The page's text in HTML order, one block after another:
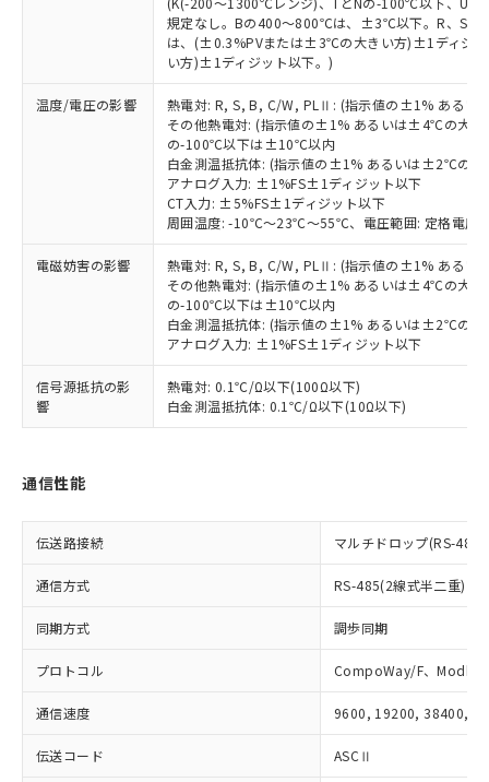
規定なし。Bの400～800℃は、±3℃以下。R、S
は、(±0.3%PVまたは±3℃の大きい方)±1ディジ
い方)±1ディジット以下。)
温度/電圧の影響
熱電対: R, S, B, C/W, PLⅡ: (指示値の±1% ある
その他熱電対: (指示値の±1% あるいは±4℃の大き
の-100℃以下は±10℃以内
白金測温抵抗体: (指示値の±1% あるいは±2℃の大
アナログ入力: ±1%FS±1ディジット以下
CT入力: ±5%FS±1ディジット以下
周囲温度: -10℃～23℃～55℃、電圧範囲: 定格電圧
電磁妨害の影響
熱電対: R, S, B, C/W, PLⅡ: (指示値の±1% ある
その他熱電対: (指示値の±1% あるいは±4℃の大き
の-100℃以下は±10℃以内
白金測温抵抗体: (指示値の±1% あるいは±2℃の大
アナログ入力: ±1%FS±1ディジット以下
信号源抵抗の影
響
熱電対: 0.1℃/Ω以下(100Ω以下)
白金測温抵抗体: 0.1℃/Ω以下(10Ω以下)
通信性能
伝送路接続 マルチドロップ(RS-485)
通信方式 RS-485(2線式半二重)
同期方式 調歩同期
プロトコル CompoWay/F、Modbus
通信速度 9600, 19200, 38400,
伝送コード ASCⅡ
了承ください。
正式な納期状況および標準価格はお客
様のお取引先、またはお客様担当のオ
ムロン制御機器販売店・当社販売員に
ご相談ください。
オムロン制御機器販売店や当社販売拠
点は「販売ネットワーク
」をご確認
ください。
在庫状況および標準価格結果を当社の
事前の承諾なく第三者に漏洩または開
示しないようお願いします。
マイパーツ機能（部品リスト作成サー
ビス）をご利用いただくには、I-Web
メンバーズにご登録されている必要が
あります。
お客様が当ウェブサイト上で当社にご
登録された部品リストについて、当社
および当社の共同利用者が、当社の製
品・サービスに関するお客様との取
の共同利用に関して"
の「1.共同利
用者の範囲」に記載されている法人を
類(PBB) 1000ppm以下、ポリ臭化ジフェニルエーテル類
(PBDE) 1000ppm以下、フタル酸ビス(2-エチルヘキシ
ル) (DEHP)(別名：DOP) 1000ppm以下、フタル酸ブチ
ルベンジル（BBP） 1000ppm以下、フタル酸ジブチル
（DBP） 1000ppm以下、フタル酸ジイソブチル
(DIBP) 1000ppm以下
但し、RoHS指令で産業用監視および制御機器に対する
適用除外項目は除く。
フタル酸エステル類の４物質については閾値を超える意
図的な使用がないことを確認しています。
※2 対応予定月
部品在庫の切り替え状況などにより、予定
月が前後することがあります。
※3 非含有証明書ダウンロード
下記の非含有証明書をダウンロードするこ
※本証明書は発行日時点で非含有を証明す
るもので、過去に遡って非含有を証明する
ものではありません。
また、RoHS指令のフタル酸エステル類４
物質の対応では、対応完了までの期間は出
荷製品に未対応品が混在することから備考
欄に対応日を記載しておりました。
既に当社にて対応品への在庫切替を完了
していることから、特段のことがない限
す。
Cr(Ⅵ)(六価クロム) : 1000ppm、 PBBs(ポリ臭化ビフェ
ニル類) : 1000ppm、 PBDEs(ポリ臭化ジフェニルエーテ
ル類) : 1000ppm、
DBP(フタル酸ジブチル) : 1000ppm、 DIBP(フタル酸ジ
イソブチル) : 1000ppm、 BBP(フタル酸ブチルベンジ
ル) : 1000ppm、
DEHP(フタル酸ビス(2-エチルヘキシル)) : 1000ppm
※2 環境保護使用期限
「ｅ」：有害物質（10物質）のすべてが基
準値以下であることを示します。
「10」：通常の使用状況下において有害物
質が外部に漏えいし、環境に深刻な影響を
及ぼさない年数を意味します。
「－」：未確認です。当社販売部門へお問
い合わせください。
とります。
当社は規制貨物を破棄する場合は、完
全に破砕するなど、違法に輸出されな
いよう必要な手段を講じます。
当社は貴社製品を、核兵器、ミサイ
ル、化学兵器、生物兵器またはその他
武器並びにこれらの製造装置等に一切
使用いたしません。
当社は、貴社製品を第三者に販売する
場合は、上記1、2および3の内容を当
該第三者に通知します。また当社は、
販売先および販売に係わる関係者が違
法に輸出するおそれがある場合は、取
り引きをいたしません。
一定数以上の在庫あり
一定数には満たないが在庫あり
在庫なし(最新の在庫状況につ
いては、お客様のお取引先、ま
たはお客様担当のオムロン制御
機器販売店・当社販売員にご確
認ください)
空
受注生産機種、また在庫状況の
情報を公開していない機種